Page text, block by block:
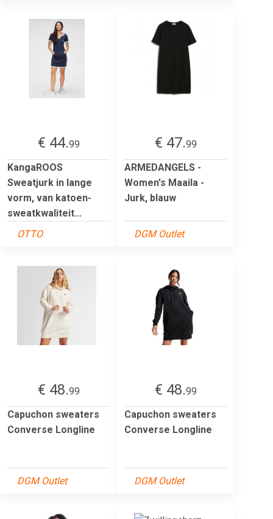
€ 44.99
KangaROOS
Sweatjurk in lange
vorm, van katoen-
sweatkwaliteit...
OTTO
€ 47.99
ARMEDANGELS -
Women's Maaila -
Jurk, blauw
DGM Outlet
€ 48.99
Capuchon sweaters
Converse Longline
DGM Outlet
€ 48.99
Capuchon sweaters
Converse Longline
DGM Outlet